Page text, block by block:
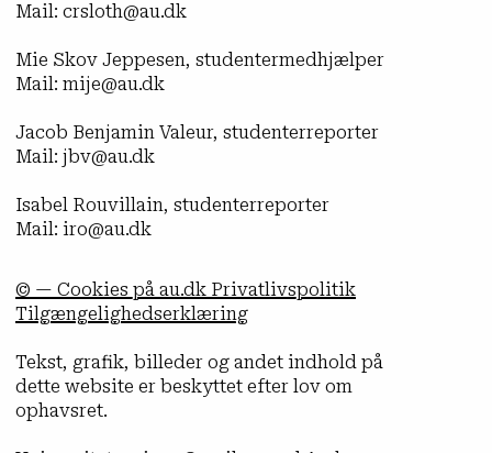
Mail: crsloth@au.dk
Mie Skov Jeppesen, studentermedhjælper
Mail: mije@au.dk
Jacob Benjamin Valeur, studenterreporter
Mail: jbv@au.dk
Isabel Rouvillain, studenterreporter
Mail: iro@au.dk
© — Cookies på au.dk Privatlivspolitik
Tilgængelighedserklæring
Tekst, grafik, billeder og andet indhold på
dette website er beskyttet efter lov om
ophavsret.